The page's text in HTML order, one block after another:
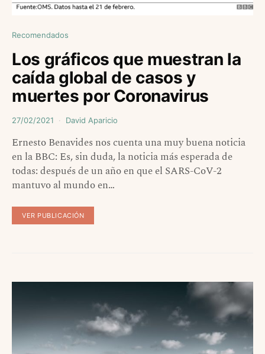
Recomendados
Los gráficos que muestran la
caída global de casos y
muertes por Coronavirus
27/02/2021 David Aparicio
Ernesto Benavides nos cuenta una muy buena noticia
en la BBC: Es, sin duda, la noticia más esperada de
todas: después de un año en que el SARS-CoV-2
mantuvo al mundo en…
VER PUBLICACIÓN